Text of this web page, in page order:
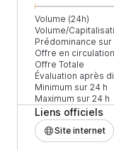
Volume (24h)
Volume/
Prédominance sur
Offre en circulation
Offre Totale
Évaluation après
Minimum sur 24 h
Maximum sur 24 h
Liens officiels
Site internet